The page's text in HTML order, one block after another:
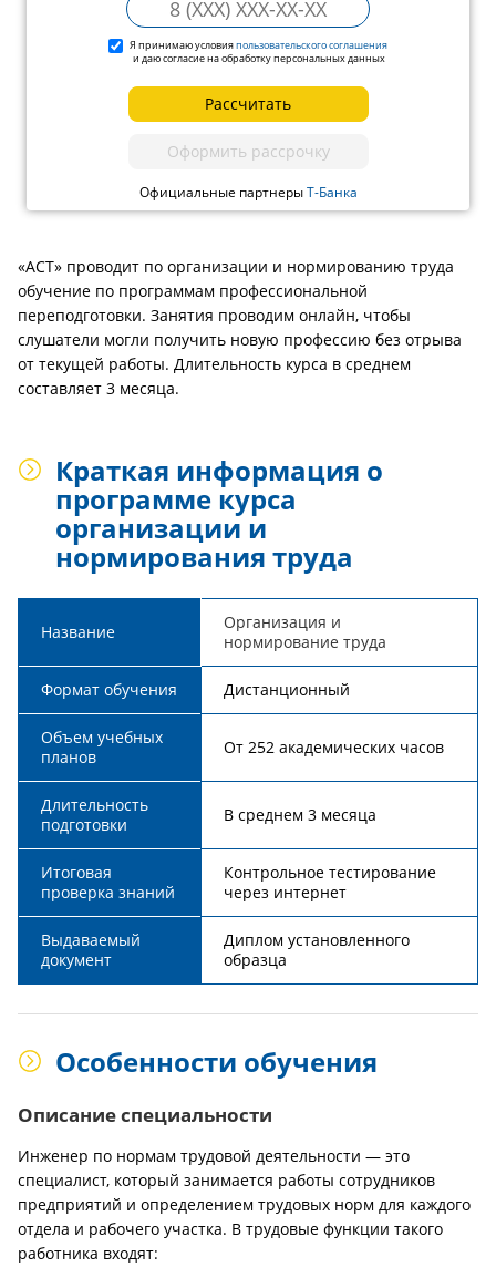
Я принимаю условияпользовательского соглашения
и даю согласие на обработку персональных данных
Рассчитать
Оформить рассрочку
Официальные партнерыТ-Банка
«АСТ» проводит по организации и нормированию труда
обучение по программам профессиональной
переподготовки. Занятия проводим онлайн, чтобы
слушатели могли получить новую профессию без отрыва
от текущей работы. Длительность курса в среднем
составляет 3 месяца.
Краткая информация о
программе курса
организации и
нормирования труда
Название
Организация и
нормирование труда
Формат обучения Дистанционный
Объем учебных
планов
От 252 академических часов
Длительность
подготовки
В среднем 3 месяца
Итоговая
проверка знаний
Контрольное тестирование
через интернет
Выдаваемый
документ
Диплом установленного
образца
Особенности обучения
Описание специальности
Инженер по нормам трудовой деятельности — это
специалист, который занимается работы сотрудников
предприятий и определением трудовых норм для каждого
отдела и рабочего участка. В трудовые функции такого
работника входят: